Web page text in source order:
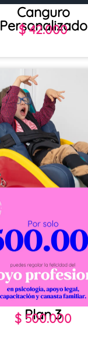
Canguro
Personalizado
$42.000
Plan 3
$ 500.000